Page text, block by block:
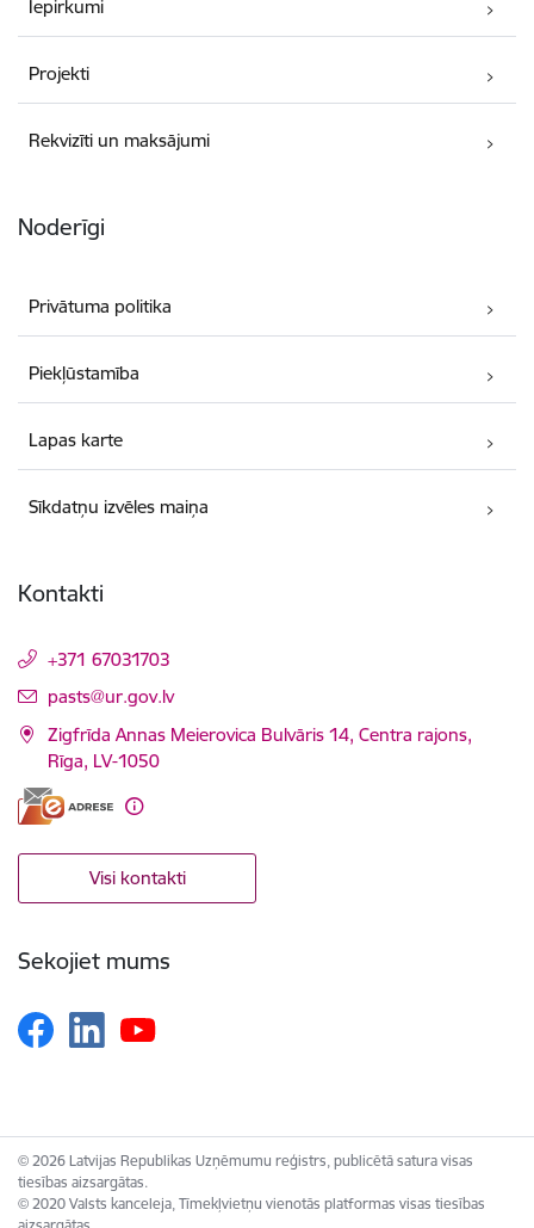
Iepirkumi
Projekti
Rekvizīti un maksājumi
Noderīgi
Privātuma politika
Piekļūstamība
Lapas karte
Sīkdatņu izvēles maiņa
Kontakti
+371 67031703
E-pasts:
pasts@ur.gov.lv
Zigfrīda Annas Meierovica Bulvāris 14, Centra rajons,
Rīga, LV-1050
Visi kontakti
Sekojiet mums
© 2026 Latvijas Republikas Uzņēmumu reģistrs, publicētā satura visas
tiesības aizsargātas.
© 2020 Valsts kanceleja, Tīmekļvietņu vienotās platformas visas tiesības